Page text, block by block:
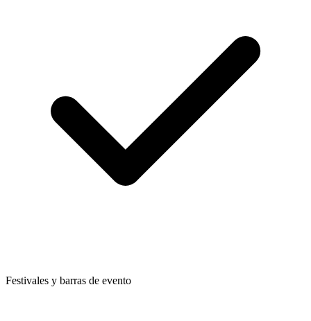
Festivales y barras de evento